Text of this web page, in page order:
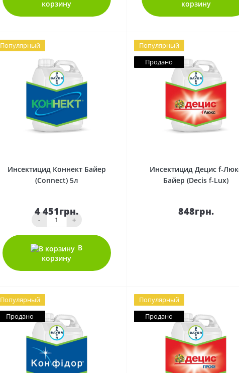
корзину
корзину
Популярный
Инсектицид Коннект Байер
(Сonnect) 5л
4 451грн.
- +
В
корзину
Популярный
Продано
Инсектицид Децис f-
Байер (Decis f-Lux)
848грн.
Популярный
Продано
Популярный
Продано